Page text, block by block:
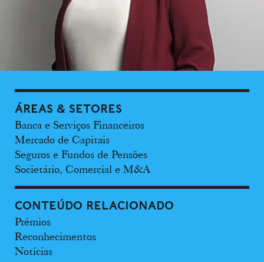
ÁREAS & SETORES
Banca e Serviços Financeiros
Mercado de Capitais
Seguros e Fundos de Pensões
Societário, Comercial e M&A
CONTEÚDO RELACIONADO
Prémios
Reconhecimentos
Notícias